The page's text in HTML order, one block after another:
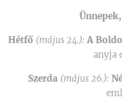
Hétfő (május 24.): A
anyja
Szerda (május 26.):